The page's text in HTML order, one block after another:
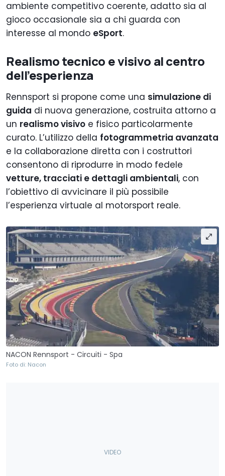
ambiente competitivo coerente, adatto sia al
gioco occasionale sia a chi guarda con
interesse al mondo eSport.
Realismo tecnico e visivo al centro
dell’esperienza
Rennsport si propone come una simulazione di
guida di nuova generazione, costruita attorno a
un realismo visivo e fisico particolarmente
curato. L’utilizzo della fotogrammetria avanzata
e la collaborazione diretta con i costruttori
consentono di riprodurre in modo fedele
vetture, tracciati e dettagli ambientali, con
l’obiettivo di avvicinare il più possibile
l’esperienza virtuale al motorsport reale.
NACON Rennsport - Circuiti - Spa
Foto di: Nacon